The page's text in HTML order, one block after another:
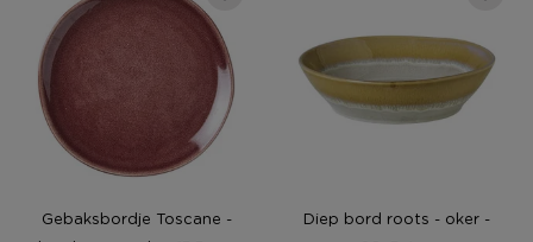
Gebaksbordje Toscane -
Diep bord roots - oker -